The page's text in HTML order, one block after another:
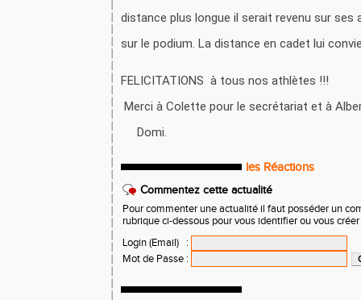
distance plus longue il serait revenu sur ses
sur le podium. La distance en cadet lui
FELICITATIONS à tous
Merci à Colette pour le secrétariat et à
Domi.
les Réactions
Commentez cette actualité
Pour commenter une actualité il faut posséder un
rubrique ci-dessous pour vous identifier ou vous
Login (Email)
:
Mot de Passe :